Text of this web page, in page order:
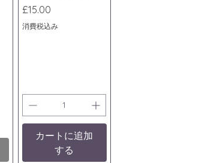
価格
£15.00
消費税込み
カートに追加
する